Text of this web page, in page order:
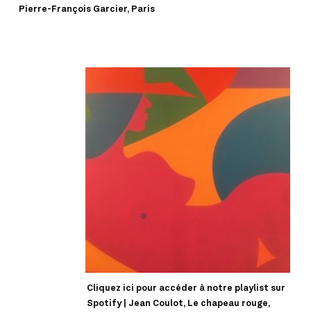
Pierre-François Garcier, Paris
Cliquez ici pour accéder à notre playlist sur
Spotify | Jean Coulot, Le chapeau rouge,